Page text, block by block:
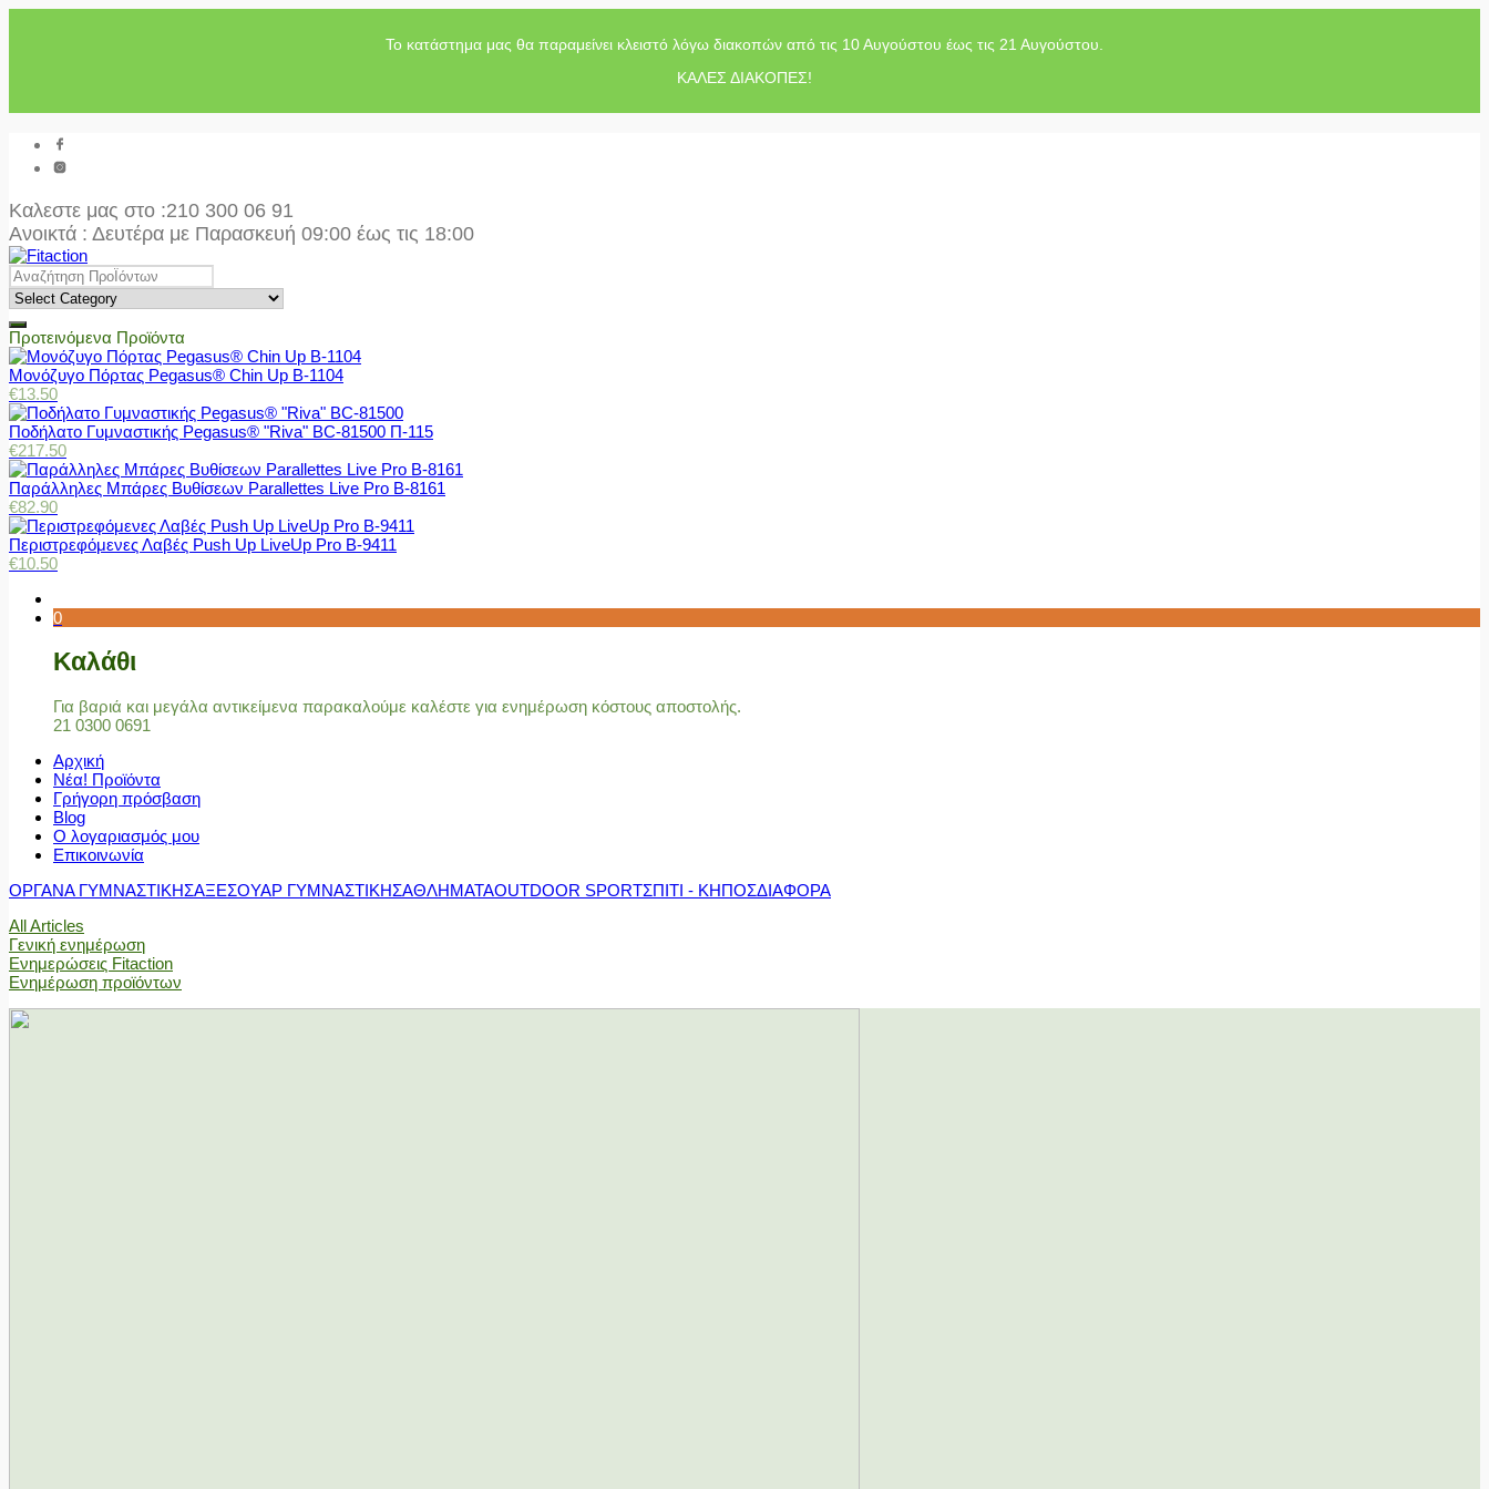
Το κατάστημα μας θα παραμείνει κλειστό λόγω διακοπών από τις 10 Αυγούστου έως τις 21 Αυγούστου.
ΚΑΛΕΣ ΔΙΑΚΟΠΕΣ!
Καλεστε μας στο :210 300 06 91
Ανοικτά : Δευτέρα με Παρασκευή 09:00 έως τις 18:00
Προτεινόμενα Προϊόντα
Μονόζυγο Πόρτας Pegasus® Chin Up Β-1104
€13.50
Ποδήλατο Γυμναστικής Pegasus® "Riva" BC-81500 Π-115
€217.50
Παράλληλες Μπάρες Βυθίσεων Parallettes Live Pro Β-8161
€82.90
Περιστρεφόμενες Λαβές Push Up LiveUp Pro Β-9411
€10.50
0
Καλάθι
Για βαριά και μεγάλα αντικείμενα παρακαλούμε καλέστε για ενημέρωση κόστους αποστολής.
21 0300 0691
Αρχική
Νέα! Προϊόντα
Γρήγορη πρόσβαση
Blog
Ο λογαριασμός μου
Επικοινωνία
ΟΡΓΑΝΑ ΓΥΜΝΑΣΤΙΚΗΣΑΞΕΣΟΥΑΡ ΓΥΜΝΑΣΤΙΚΗΣΑΘΛΗΜΑΤΑOUTDOOR SPORTΣΠΙΤΙ - ΚΗΠΟΣΔΙΑΦΟΡΑ
All Articles
Γενική ενημέρωση
Ενημερώσεις Fitaction
Ενημέρωση προϊόντων